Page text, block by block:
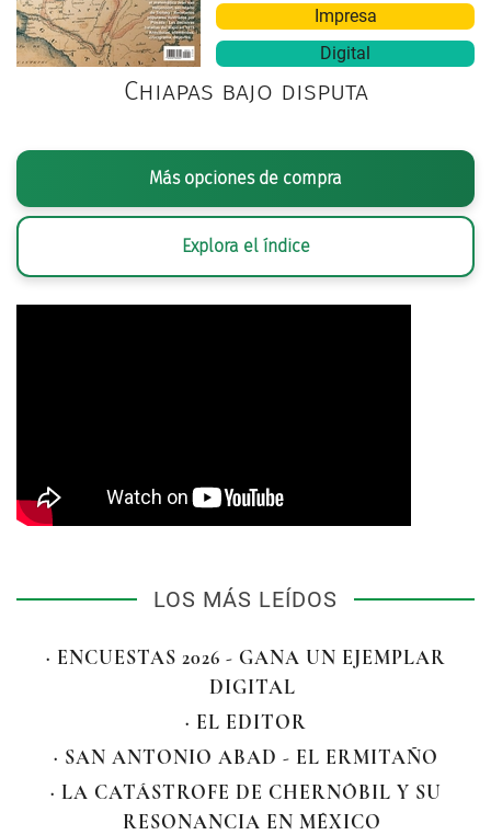
Impresa
Digital
Chiapas bajo disputa
Más opciones de compra
Explora el índice
LOS MÁS LEÍDOS
· ENCUESTAS 2026 - GANA UN EJEMPLAR
DIGITAL
· EL EDITOR
· SAN ANTONIO ABAD - EL ERMITAÑO
· LA CATÁSTROFE DE CHERNÓBIL Y SU
RESONANCIA EN MÉXICO